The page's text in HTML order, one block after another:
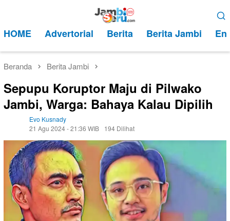
kontenMobile
HOME Advertorial Berita Berita Jambi
Beranda Berita Jambi
Sepupu Koruptor Maju di Pilwako
Jambi, Warga: Bahaya Kalau Dipilih
Evo Kusnady
21 Agu 2024 - 21:36 WIB
194 Dilihat